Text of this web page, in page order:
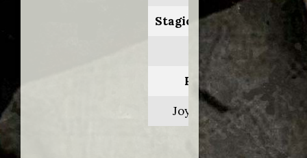
Stagione.Episodio:
1.3
Regia di:
Joyce Buñuel